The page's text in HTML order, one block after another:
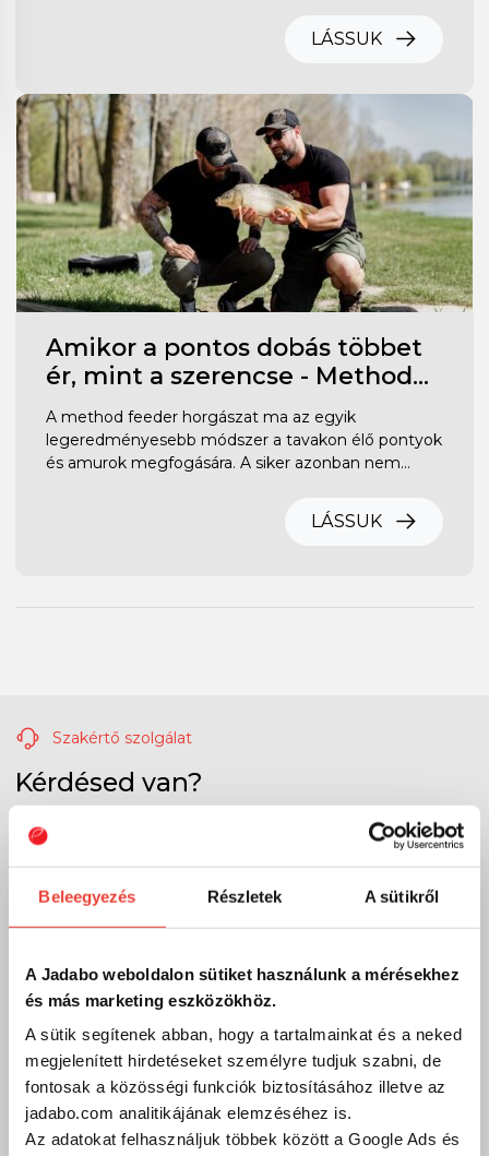
Beleegyezés Részletek A sütikről
A Jadabo weboldalon sütiket használunk a mérésekhez
és más marketing eszközökhöz.
A sütik segítenek abban, hogy a tartalmainkat és a neked
megjelenített hirdetéseket személyre tudjuk szabni, de
fontosak a közösségi funkciók biztosításához illetve az
jadabo.com analitikájának elemzéséhez is.
Az adatokat felhasználjuk többek között a Google Ads és
működik a vízben. Akár pontyra, amurra vagy
kárászra horgászunk, a helyesen bekevert method
a cikkben bemutatjuk a method etetőanyag
bekeverésének lépéseit, a leggyakoribb hibákat és
azokat a praktikákat, amelyekkel eredményesebb
lehet a horgászat.
LÁSSUK
Amikor a pontos dobás többet
ér, mint a szerencse - Method
feeder horgászat
A method feeder horgászat ma az egyik
legeredményesebb módszer a tavakon élő pontyok
és amurok megfogására. A siker azonban nem
pontos dobáson, az etetőanyag helyes
bekeverésén és a körülményekhez illő method
LÁSSUK
Szakértő szolgálat
Kérdésed van?
A legfontosabb, hogy megtaláld a számodra megfelelő, a
tudásodhoz, tapasztalatodhoz legjobban illő
csónakban!
Telefon
Szakértő kollégáink válaszolnak a kérdéseidre és
segítenek megtalálni Neked a személyre szabott
megoldást, felszerelést vagy kiegészítőt! Munkanapokon
9 és 17 óra között hívhatod őket.